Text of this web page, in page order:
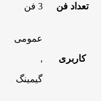
تعداد فن 3 فن
کاربری
عمومی
,
گیمینگ